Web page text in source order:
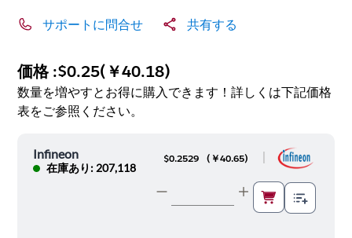
サポートに問合せ 共有する
価格 :$0.25(￥40.18)
数量を増やすとお得に購入できます！詳しくは下記価格
表をご参照ください。
Infineon
在庫あり: 207,118
$0.2529 ( ￥40.65)